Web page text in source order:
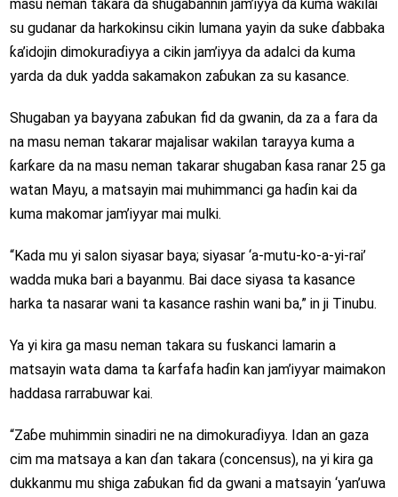
masu neman takara da shugabannin jam’iyya da kuma wakilai
su gudanar da harkokinsu cikin lumana yayin da suke ɗabbaka
ƙa’idojin dimokuraɗiyya a cikin jam’iyya da adalci da kuma
yarda da duk yadda sakamakon zaɓukan za su kasance.
Shugaban ya bayyana zaɓukan fid da gwanin, da za a fara da
na masu neman takarar majalisar wakilan tarayya kuma a
ƙarƙare da na masu neman takarar shugaban ƙasa ranar 25 ga
watan Mayu, a matsayin mai muhimmanci ga haɗin kai da
kuma makomar jam’iyyar mai mulki.
“Kada mu yi salon siyasar baya; siyasar ‘a-mutu-ko-a-yi-rai’
wadda muka bari a bayanmu. Bai dace siyasa ta kasance
harka ta nasarar wani ta kasance rashin wani ba,” in ji Tinubu.
Ya yi kira ga masu neman takara su fuskanci lamarin a
matsayin wata dama ta ƙarfafa haɗin kan jam’iyyar maimakon
haddasa rarrabuwar kai.
“Zaɓe muhimmin sinadiri ne na dimokuraɗiyya. Idan an gaza
cim ma matsaya a kan ɗan takara (concensus), na yi kira ga
dukkanmu mu shiga zaɓukan fid da gwani a matsayin ‘yan’uwa